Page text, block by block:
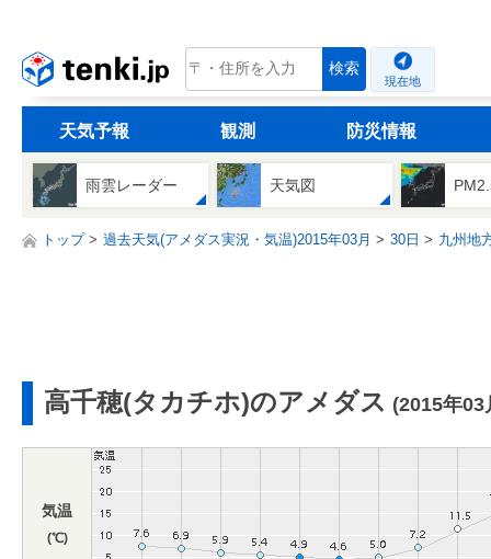
tenki.jp 検索
現在地
天気予報 観測 防災情報
雨雲レーダー 天気図
トップ 過去天気(アメダス実況・気温)2015年03月 30日 九州地
高千穂(タカチホ)のアメダス (2015年03
気温
(℃)